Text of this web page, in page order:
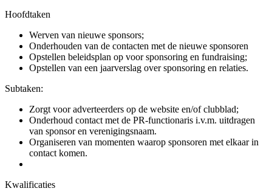
Hoofdtaken
Werven van nieuwe sponsors;
Onderhouden van de contacten met de nieuwe sponsoren
Opstellen beleidsplan op voor sponsoring en fundraising;
Opstellen van een jaarverslag over sponsoring en relaties.
Subtaken:
Zorgt voor adverteerders op de website en/of clubblad;
Onderhoud contact met de PR-functionaris i.v.m. uitdragen
van sponsor en verenigingsnaam.
Organiseren van momenten waarop sponsoren met elkaar in
contact komen.
Kwalificaties